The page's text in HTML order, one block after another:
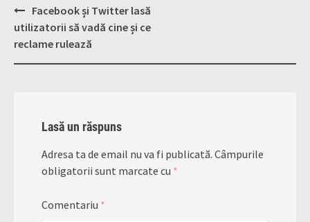
Post
navigation
Facebook și Twitter lasă
utilizatorii să vadă cine și ce
reclame rulează
Lasă un răspuns
Adresa ta de email nu va fi publicată. Câmpurile
obligatorii sunt marcate cu *
Comentariu *